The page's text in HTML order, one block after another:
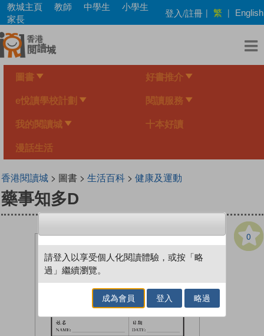
Skip
main
content
教城主頁 教師 中學生
小學生
家長
登入/註冊 | 繁 | English
圖書 好書推介
e悅讀學校計劃 閱讀服務
我的閱讀城 十本好讀
漫話生活
香港閱讀城> 圖書 > 生活百科> 健康及運動
藥事知多D
0
請登入以享受個人化閱讀體驗，或按「略
過」繼續瀏覽。
成為會員 登入 略過